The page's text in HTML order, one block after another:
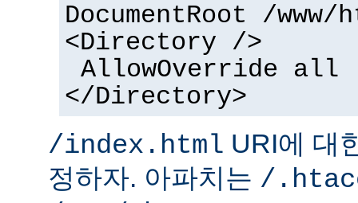
DocumentRoot /www/
<Directory />
AllowOverride all
</Directory>
/index.html URI에 대
정하자. 아파치는 /